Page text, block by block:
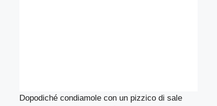
Dopodiché condiamole con un pizzico di sale